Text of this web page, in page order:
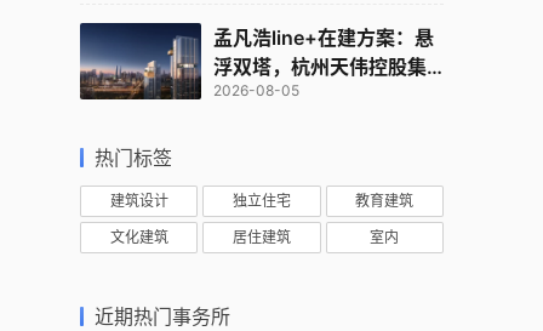
孟凡浩line+在建方案：悬
浮双塔，杭州天伟控股集
团总部
2026-08-05
热门标签
建筑设计 独立住宅 教育建筑
文化建筑 居住建筑 室内
近期热门事务所